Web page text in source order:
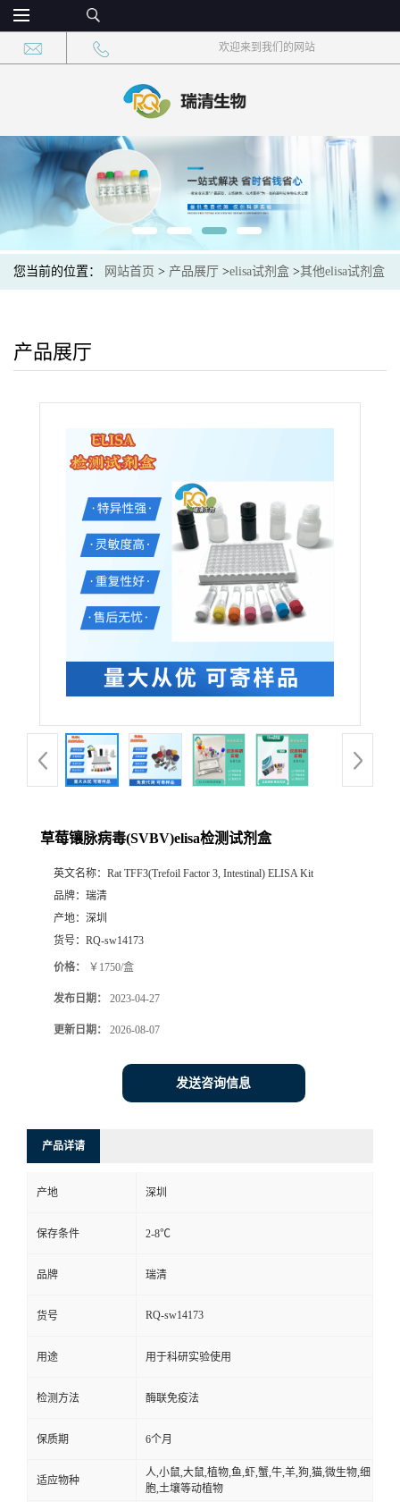
欢迎来到我们的网站
您当前的位置： 网站首页 > 产品展厅 >elisa试剂盒 >其他elisa试剂盒
产品展厅
草莓镶脉病毒(SVBV)elisa检测试剂盒
英文名称： Rat TFF3(Trefoil Factor 3, Intestinal) ELISA Kit
品牌： 瑞清
产地： 深圳
货号： RQ-sw14173
价格： ￥1750/盒
发布日期： 2023-04-27
更新日期： 2026-08-07
发送咨询信息
产品详请
产地 深圳
保存条件 2-8℃
品牌 瑞清
货号 RQ-sw14173
用途 用于科研实验使用
检测方法 酶联免疫法
保质期 6个月
适应物种
人,小鼠,大鼠,植物,鱼,虾,蟹,牛,羊,狗,猫,微生物,细
胞,土壤等动植物